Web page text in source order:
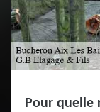
Pour quelle